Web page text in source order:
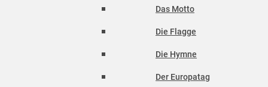
Das Motto
Die Flagge
Die Hymne
Der Europatag